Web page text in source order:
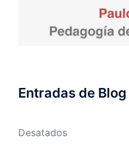
Entradas de
Desatados